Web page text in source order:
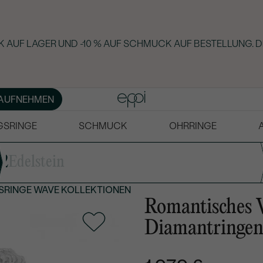
LAGER UND -10 % AUF SCHMUCK AUF BESTELLUNG.
SCHMUCK OHRRINGE
2
WAVE KOLLEKTIONEN
Romantisches